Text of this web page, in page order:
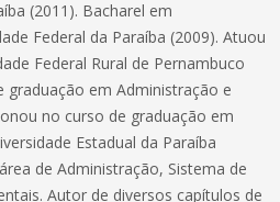
(2011). Bacharel em
Federal da Paraíba (2009). Atuou
Federal Rural de Pernambuco
graduação em Administração e
no curso de graduação em
Estadual da Paraíba
de Administração, Sistema de
Autor de diversos capítulos de